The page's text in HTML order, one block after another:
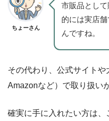
ちょーさん
市販品とし
的には実店
んですね。
その代わり、公式サイトや
Amazonなど）で取り扱い
確実に手に入れたい方は